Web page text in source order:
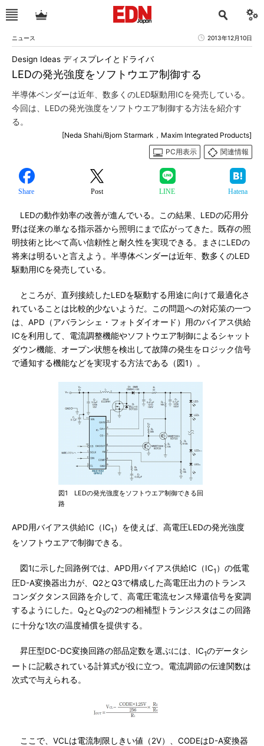
ニュース 2013年12月10日
LEDの発光強度をソフトウエア制御する
Design Ideas ディスプレイとドライバ
半導体ベンダーは近年、数多くのLED駆動用ICを発売している。
今回は、LEDの発光強度をソフトウエア制御する方法を紹介す
る。
[Neda Shahi/Bjorn Starmark，Maxim Integrated Products]
PC用表示
関連情報
Share Post LINE Hatena
LEDの動作効率の改善が進んでいる。この結果、LEDの応用分
野は従来の単なる指示器から照明にまで広がってきた。既存の照
明技術と比べて高い信頼性と耐久性を実現できる。まさにLEDの
将来は明るいと言えよう。半導体ベンダーは近年、数多くのLED
駆動用ICを発売している。
ところが、直列接続したLEDを駆動する用途に向けて最適化さ
れていることは比較的少ないようだ。この問題への対応策の一つ
は、APD（アバランシェ・フォトダイオード）用のバイアス供給
ICを利用して、電流調整機能やソフトウエア制御によるシャット
ダウン機能、オープン状態を検出して故障の発生をロジック信号
で通知する機能などを実現する方法である（図1）。
図1 LEDの発光強度をソフトウエア制御できる回
路
APD用バイアス供給IC（IC1 ）を使えば、高電圧LEDの発光強度
をソフトウエアで制御できる。
図1に示した回路例では、APD用バイアス供給IC（IC1 ）の低電
圧D-A変換器出力が、Q2とQ3で構成した高電圧出力のトランス
コンダクタンス回路を介して、高電圧電流センス帰還信号を変調
するようにした。Q2 とQ3の2つの相補型トランジスタはこの回路
に十分な1次の温度補償を提供する。
昇圧型DC-DC変換回路の部品定数を選ぶには、IC1のデータシ
ートに記載されている計算式が役に立つ。電流調節の伝達関数は
次式で与えられる。
ここで、VCLは電流制限しきい値（2V）、CODEはD-A変換器